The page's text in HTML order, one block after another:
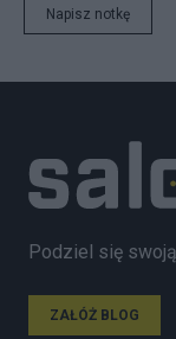
Napisz notkę
Podziel się
ZAŁÓŻ BLOG